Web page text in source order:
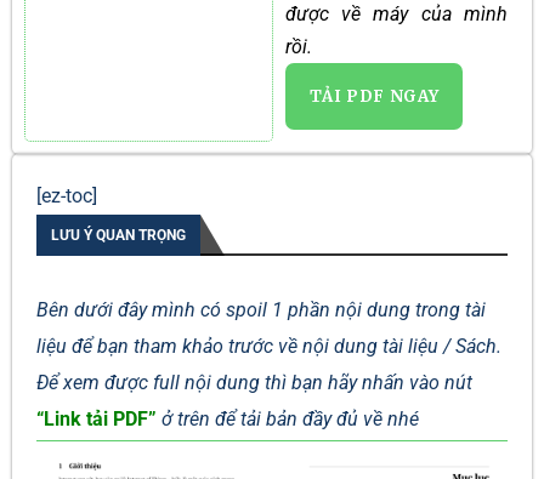
được về máy của mình
rồi.
TẢI PDF NGAY
[ez-toc]
LƯU Ý QUAN TRỌNG
Bên dưới đây mình có spoil 1 phần nội dung trong tài
liệu để bạn tham khảo trước về nội dung tài liệu / Sách.
Để xem được full nội dung thì bạn hãy nhấn vào nút
“Link tải PDF” ở trên để tải bản đầy đủ về nhé